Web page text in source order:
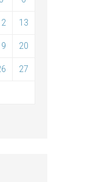
13
20
27